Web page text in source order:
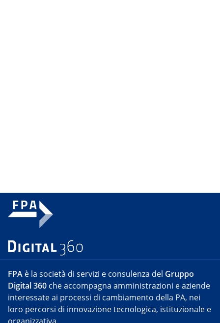
FPA è la società di servizi e consulenza del Gruppo
Digital 360 che accompagna amministrazioni e aziende
interessate ai processi di cambiamento della PA, nei
loro percorsi di innovazione tecnologica, istituzionale e